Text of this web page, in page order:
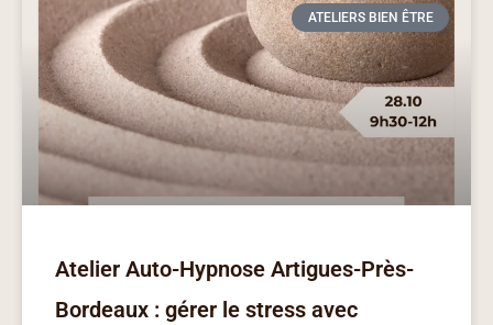
ATELIERS BIEN ÊTRE
Atelier Auto-Hypnose Artigues-Près-
Bordeaux : gérer le stress avec